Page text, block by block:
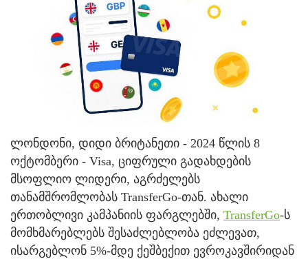
ლონდონი, დიდი ბრიტანეთი - 2024 წლის 8
ოქტომბერი - Visa, ციფრული გადახდების
მსოფლიო ლიდერი, აგრძელებს
თანამშრომლობას TransferGo-თან. ახალი
ერთობლივი კამპანიის ფარგლებში, TransferGo-ს
მომხმარებლებს შესაძლებლობა ეძლევათ,
ისარგებლონ 5%-მდე ქეშბექით ევროკავშირიდან